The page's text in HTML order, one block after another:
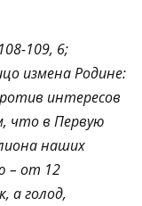
109, 6;
измена Родине:
интересов
что в Первую
наших
– от 12
а голод,